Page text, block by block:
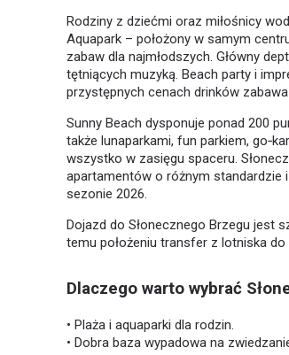
Rodziny z dziećmi oraz miłośnicy
Aquapark – położony w samym
zabaw dla najmłodszych. Główny
tętniących muzyką. Beach party i
przystępnych cenach drinków
Sunny Beach dysponuje ponad 200
także lunaparkami, fun parkiem,
wszystko w zasięgu spaceru.
apartamentów o różnym standardzie
sezonie 2026.
Dojazd do Słonecznego Brzegu jest
temu położeniu transfer z lotniska
Dlaczego warto wybrać
• Plaża i aquaparki dla rodzin.
• Dobra baza wypadowa na